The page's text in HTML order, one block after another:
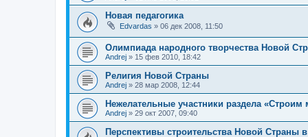
Новая педагогика
Edvardas » 06 дек 2008, 11:50
Олимпиада народного творчества Новой
Andrej » 15 фев 2010, 18:42
Религия Новой Страны
Andrej » 28 мар 2008, 12:44
Нежелательные участники раздела
Andrej » 29 окт 2007, 09:40
Перспективы строительства Новой Страны